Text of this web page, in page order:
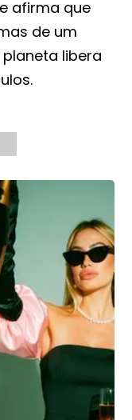
afirma que
de um
libera